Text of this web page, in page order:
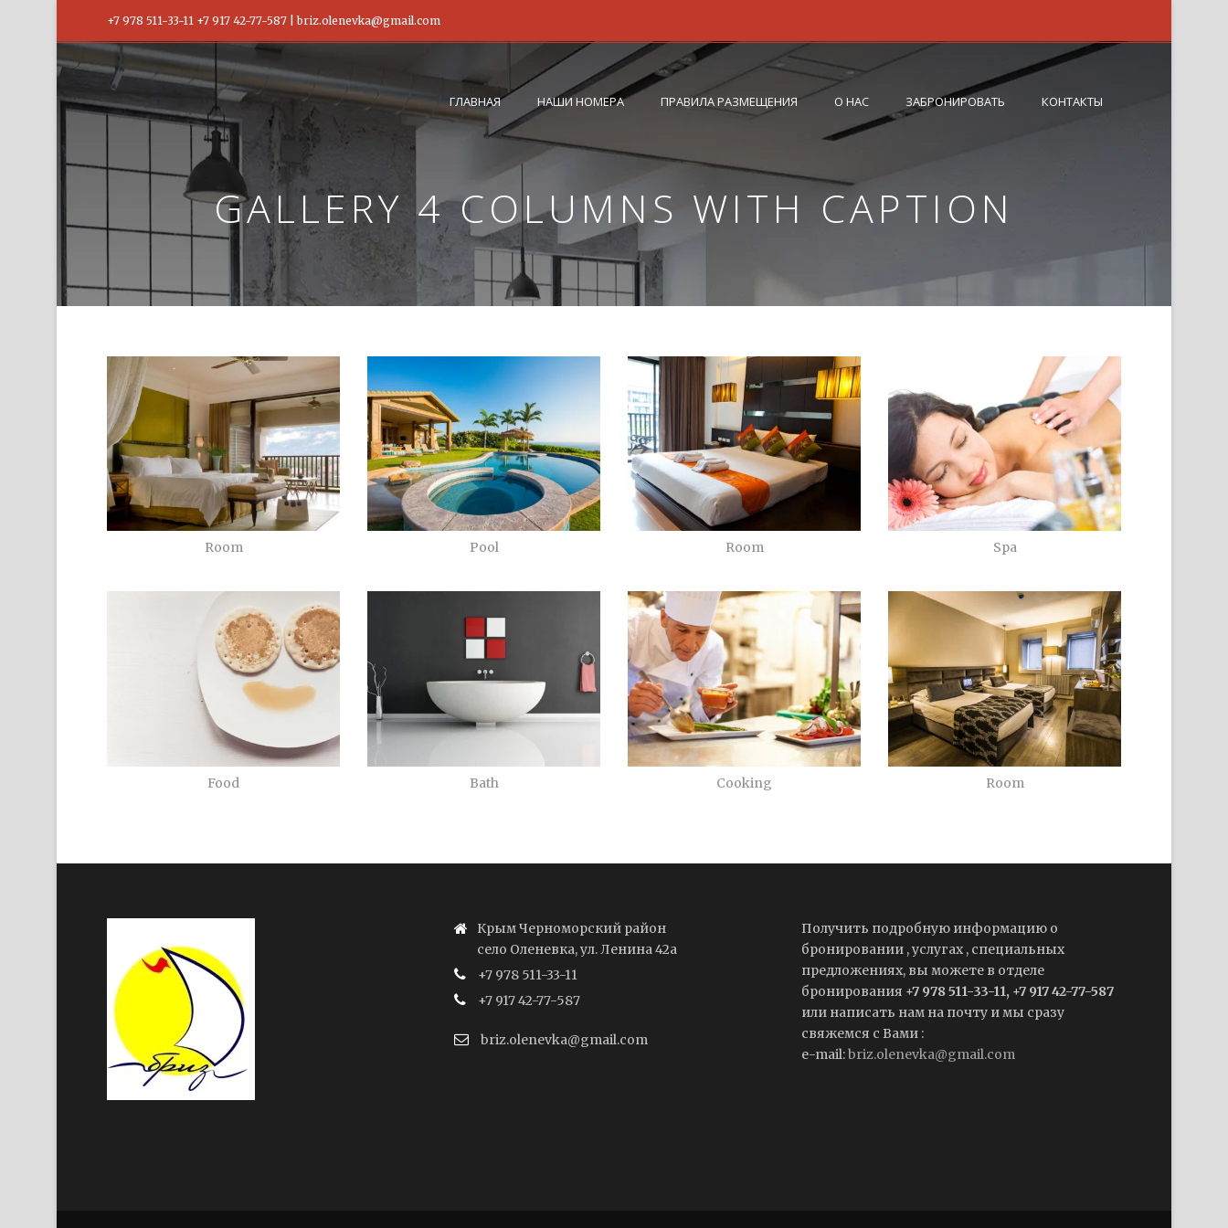
+7 978 511-33-11 +7 917 42-77-587 | briz.olenevka@gmail.com
ГЛАВНАЯ НАШИ НОМЕРА ПРАВИЛА РАЗМЕЩЕНИЯ О НАС ЗАБРОНИРОВАТЬ КОНТАКТЫ
GALLERY 4 COLUMNS WITH CAPTION
Room Pool Room Spa
Food Bath Cooking Room
Крым Черноморский район
село Оленевка, ул. Ленина 42а
+7 978 511-33-11
+7 917 42-77-587
briz.olenevka@gmail.com
Получить подробную информацию о
бронировании , услугах , специальных
предложениях, вы можете в отделе
бронирования +7 978 511-33-11, +7 917 42-77-587
или написать нам на почту и мы сразу
свяжемся с Вами :
e-mail:briz.olenevka@gmail.com